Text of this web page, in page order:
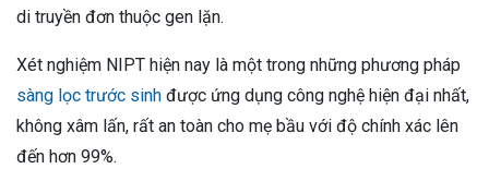
di truyền đơn thuộc gen lặn.
Xét nghiệm NIPT hiện nay là một trong những phương pháp
sàng lọc trước sinh được ứng dụng công nghệ hiện đại nhất,
không xâm lấn, rất an toàn cho mẹ bầu với độ chính xác lên
đến hơn 99%.